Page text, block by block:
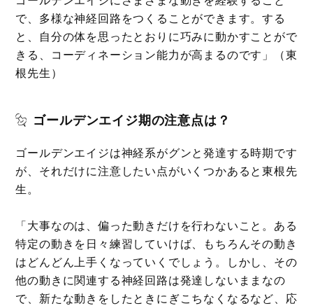
で、多様な神経回路をつくることができます。する
と、自分の体を思ったとおりに巧みに動かすことがで
きる、コーディネーション能力が高まるのです」（東
根先生）
ゴールデンエイジ期の注意点は？
ゴールデンエイジは神経系がグンと発達する時期です
が、それだけに注意したい点がいくつかあると東根先
生。
「大事なのは、偏った動きだけを行わないこと。ある
特定の動きを日々練習していけば、もちろんその動き
はどんどん上手くなっていくでしょう。しかし、その
他の動きに関連する神経回路は発達しないままなの
で、新たな動きをしたときにぎこちなくなるなど、応